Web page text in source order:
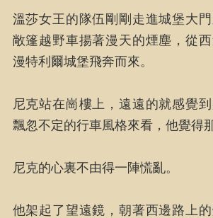
溫莎女王的隊伍剛剛走進城堡大
敞篷越野車揚著漫天的煙塵，從
漫特利爾城堡飛奔而來。
尼克站在崗樓上，遠遠的就感覺
飄忽不定的行車風格來看，他覺得
尼克的心裏不由得一陣慌亂。
他架起了望遠鏡，朝著西邊路上